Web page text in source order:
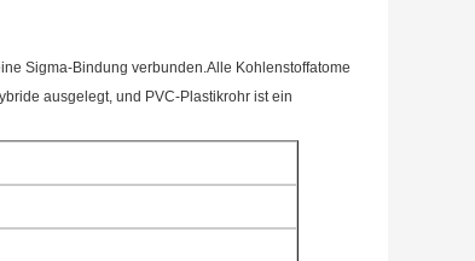
Sigma-Bindung verbunden.Alle Kohlenstoffatome
ausgelegt, und PVC-Plastikrohr ist ein